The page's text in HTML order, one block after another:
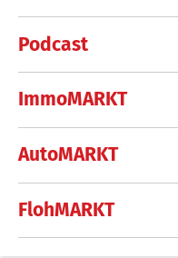
Podcast
ImmoMARKT
AutoMARKT
FlohMARKT